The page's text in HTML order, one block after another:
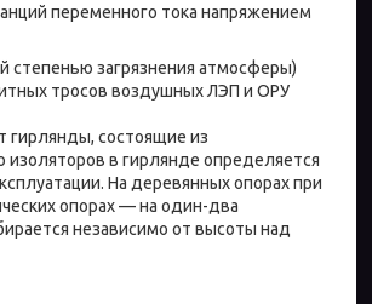
переменного тока напряжением
степенью загрязнения атмосферы)
тросов воздушных ЛЭП и ОРУ
гирлянды, состоящие из
в гирлянде определяется
На деревянных опорах при
опорах — на один-два
независимо от высоты над